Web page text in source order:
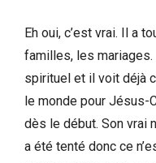
Eh oui, c’est vrai. Il a
familles, les
spirituel et il voit déjà
le monde pour Jésus-
dès le début. Son vrai
a été tenté donc ce